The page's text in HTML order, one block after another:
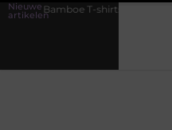
Nieuwe
artikelen
voor heren die koel blijven